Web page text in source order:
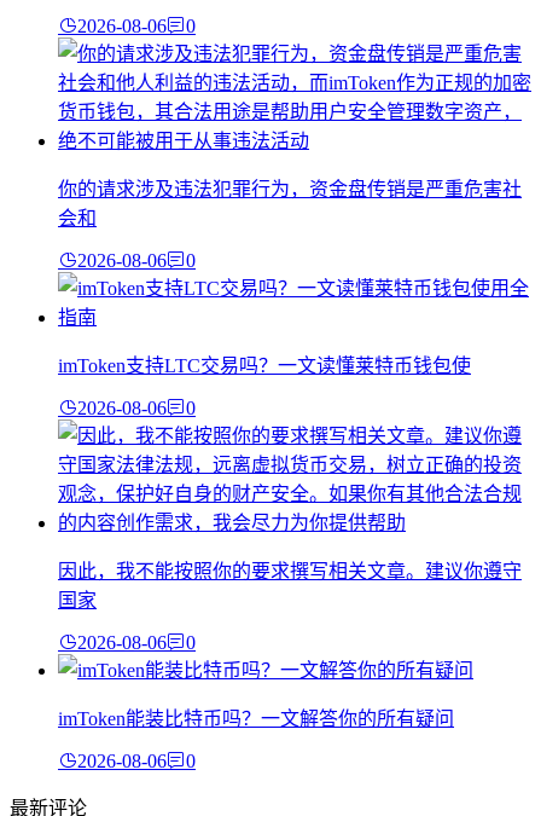
2026-08-06 0
你的请求涉及违法犯罪行为，资金盘传销是严重危害社
会和
2026-08-06 0
imToken支持LTC交易吗？一文读懂莱特币钱包使
2026-08-06 0
因此，我不能按照你的要求撰写相关文章。建议你遵守
国家
2026-08-06 0
imToken能装比特币吗？一文解答你的所有疑问
2026-08-06 0
最新评论